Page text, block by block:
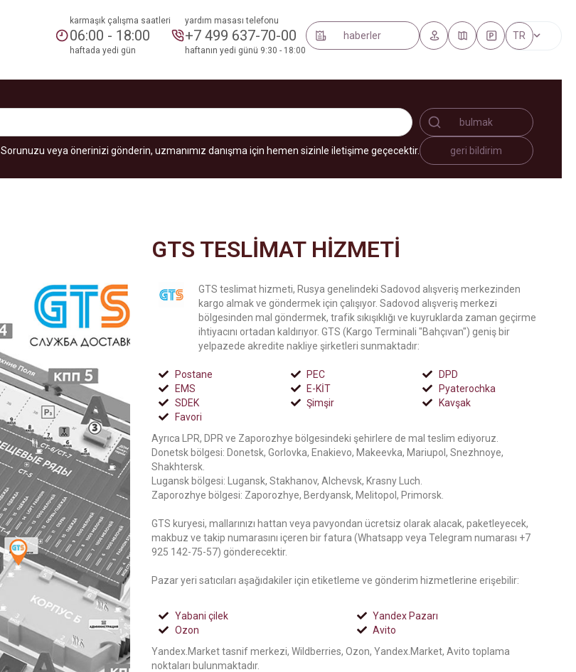
karmaşık çalışma saatleri
06:00 - 18:00
haftada yedi gün
yardım masası telefonu
+7 499 637-70-00
haftanın yedi günü 9:30 - 18:00
haberler TR
bulmak
Sorunuzu veya önerinizi gönderin, uzmanımız danışma için hemen sizinle iletişime geçecektir. geri bildirim
GTS TESLIMAT HIZMETI
GTS teslimat hizmeti, Rusya genelindeki Sadovod alışveriş merkezinden
kargo almak ve göndermek için çalışıyor. Sadovod alışveriş merkezi
bölgesinden mal göndermek, trafik sıkışıklığı ve kuyruklarda zaman geçirme
ihtiyacını ortadan kaldırıyor. GTS (Kargo Terminali "Bahçıvan") geniş bir
yelpazede akredite nakliye şirketleri sunmaktadır:
Postane
EMS
SDEK
Favori
PEC
E-KİT
Şimşir
DPD
Pyaterochka
Kavşak
Ayrıca LPR, DPR ve Zaporozhye bölgesindeki şehirlere de mal teslim ediyoruz.
Donetsk bölgesi: Donetsk, Gorlovka, Enakievo, Makeevka, Mariupol, Snezhnoye,
Shakhtersk.
Lugansk bölgesi: Lugansk, Stakhanov, Alchevsk, Krasny Luch.
Zaporozhye bölgesi: Zaporozhye, Berdyansk, Melitopol, Primorsk.
GTS kuryesi, mallarınızı hattan veya pavyondan ücretsiz olarak alacak, paketleyecek,
makbuz ve takip numarasını içeren bir fatura (Whatsapp veya Telegram numarası +7
925 142-75-57) gönderecektir.
Pazar yeri satıcıları aşağıdakiler için etiketleme ve gönderim hizmetlerine erişebilir:
Yabani çilek
Ozon
Yandex Pazarı
Avito
Yandex.Market tasnif merkezi, Wildberries, Ozon, Yandex.Market, Avito toplama
noktaları bulunmaktadır.